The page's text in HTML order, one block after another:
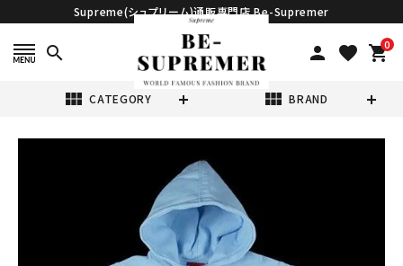
Supreme(シュプリーム)通販専門店 Be-Supremer
search person favorite 0
shopping_cart
view_module CATEGORY view_module BRAND